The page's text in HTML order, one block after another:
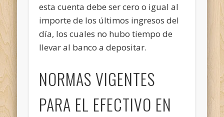
esta cuenta debe ser cero o igual al
importe de los últimos ingresos del
día, los cuales no hubo tiempo de
llevar al banco a depositar.
NORMAS VIGENTES
PARA EL EFECTIVO EN